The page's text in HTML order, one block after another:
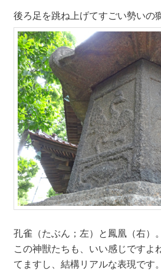
後ろ足を跳ね上げてすごい勢いの
孔雀（たぶん；左）と鳳凰（右）。
この神獣たちも、いい感じですよ
てますし、結構リアルな表現です。